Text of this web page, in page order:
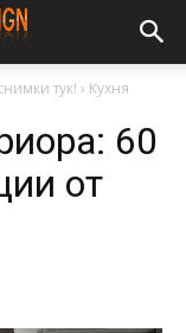
тук! › Кухня
60
от